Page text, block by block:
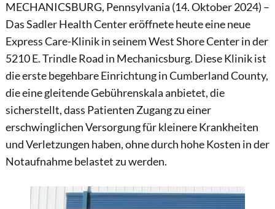
MECHANICSBURG, Pennsylvania (14. Oktober 2024) –
Das Sadler Health Center eröffnete heute eine neue
Express Care-Klinik in seinem West Shore Center in der
5210 E. Trindle Road in Mechanicsburg. Diese Klinik ist
die erste begehbare Einrichtung in Cumberland County,
die eine gleitende Gebührenskala anbietet, die
sicherstellt, dass Patienten Zugang zu einer
erschwinglichen Versorgung für kleinere Krankheiten
und Verletzungen haben, ohne durch hohe Kosten in der
Notaufnahme belastet zu werden.